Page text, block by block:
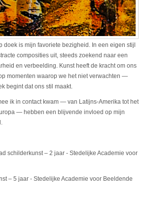
doek is mijn favoriete bezigheid. In een eigen stijl
composities uit, steeds zoekend naar een
en verbeelding. Kunst heeft de kracht om ons
momenten waarop we het niet verwachten —
begint dat ons stil maakt.
ik in contact kwam — van Latijns-Amerika tot het
— hebben een blijvende invloed op mijn
schilderkunst – 2 jaar - Stedelijke Academie voor
– 5 jaar - Stedelijke Academie voor Beeldende